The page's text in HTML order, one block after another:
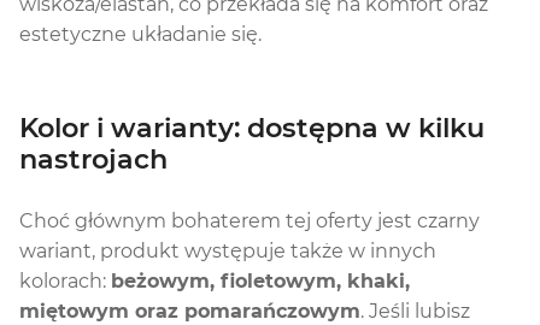
wiskoza/elastan, co przekłada się na komfort oraz
estetyczne układanie się.
Kolor i warianty: dostępna w kilku
nastrojach
Choć głównym bohaterem tej oferty jest czarny
wariant, produkt występuje także w innych
kolorach: beżowym, fioletowym, khaki,
miętowym oraz pomarańczowym. Jeśli lubisz